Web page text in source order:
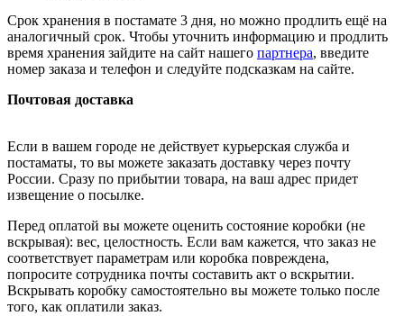
Срок хранения в постамате 3 дня, но можно продлить ещё на
аналогичный срок. Чтобы уточнить информацию и продлить
время хранения зайдите на сайт нашего партнера, введите
номер заказа и телефон и следуйте подсказкам на сайте.
Почтовая доставка
Если в вашем городе не действует курьерская служба и
постаматы, то вы можете заказать доставку через почту
России. Сразу по прибытии товара, на ваш адрес придет
извещение о посылке.
Перед оплатой вы можете оценить состояние коробки (не
вскрывая): вес, целостность. Если вам кажется, что заказ не
соответствует параметрам или коробка повреждена,
попросите сотрудника почты составить акт о вскрытии.
Вскрывать коробку самостоятельно вы можете только после
того, как оплатили заказ.